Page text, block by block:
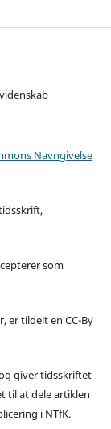
Navngivelse
som
er tildelt en CC-By
giver tidsskriftet
til at dele artiklen
i NTfK.